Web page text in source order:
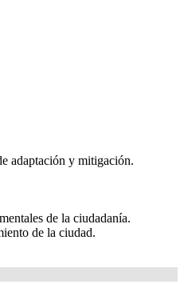
adaptación y mitigación.
de la ciudadanía.
de la ciudad.